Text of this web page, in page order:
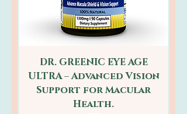
DR. GREENIC EYE AGE
ULTRA – Advanced Vision
Support for Macular
Health.